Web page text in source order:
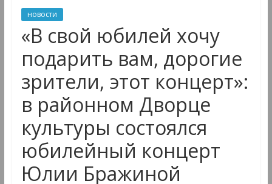
новости
«В свой юбилей хочу
подарить вам, дорогие
зрители, этот концерт»:
в районном Дворце
культуры состоялся
юбилейный концерт
Юлии Бражиной